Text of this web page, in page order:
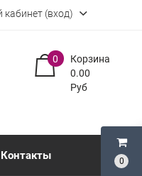
0
(вход)
Корзина
0
0.00
Руб
Контакты